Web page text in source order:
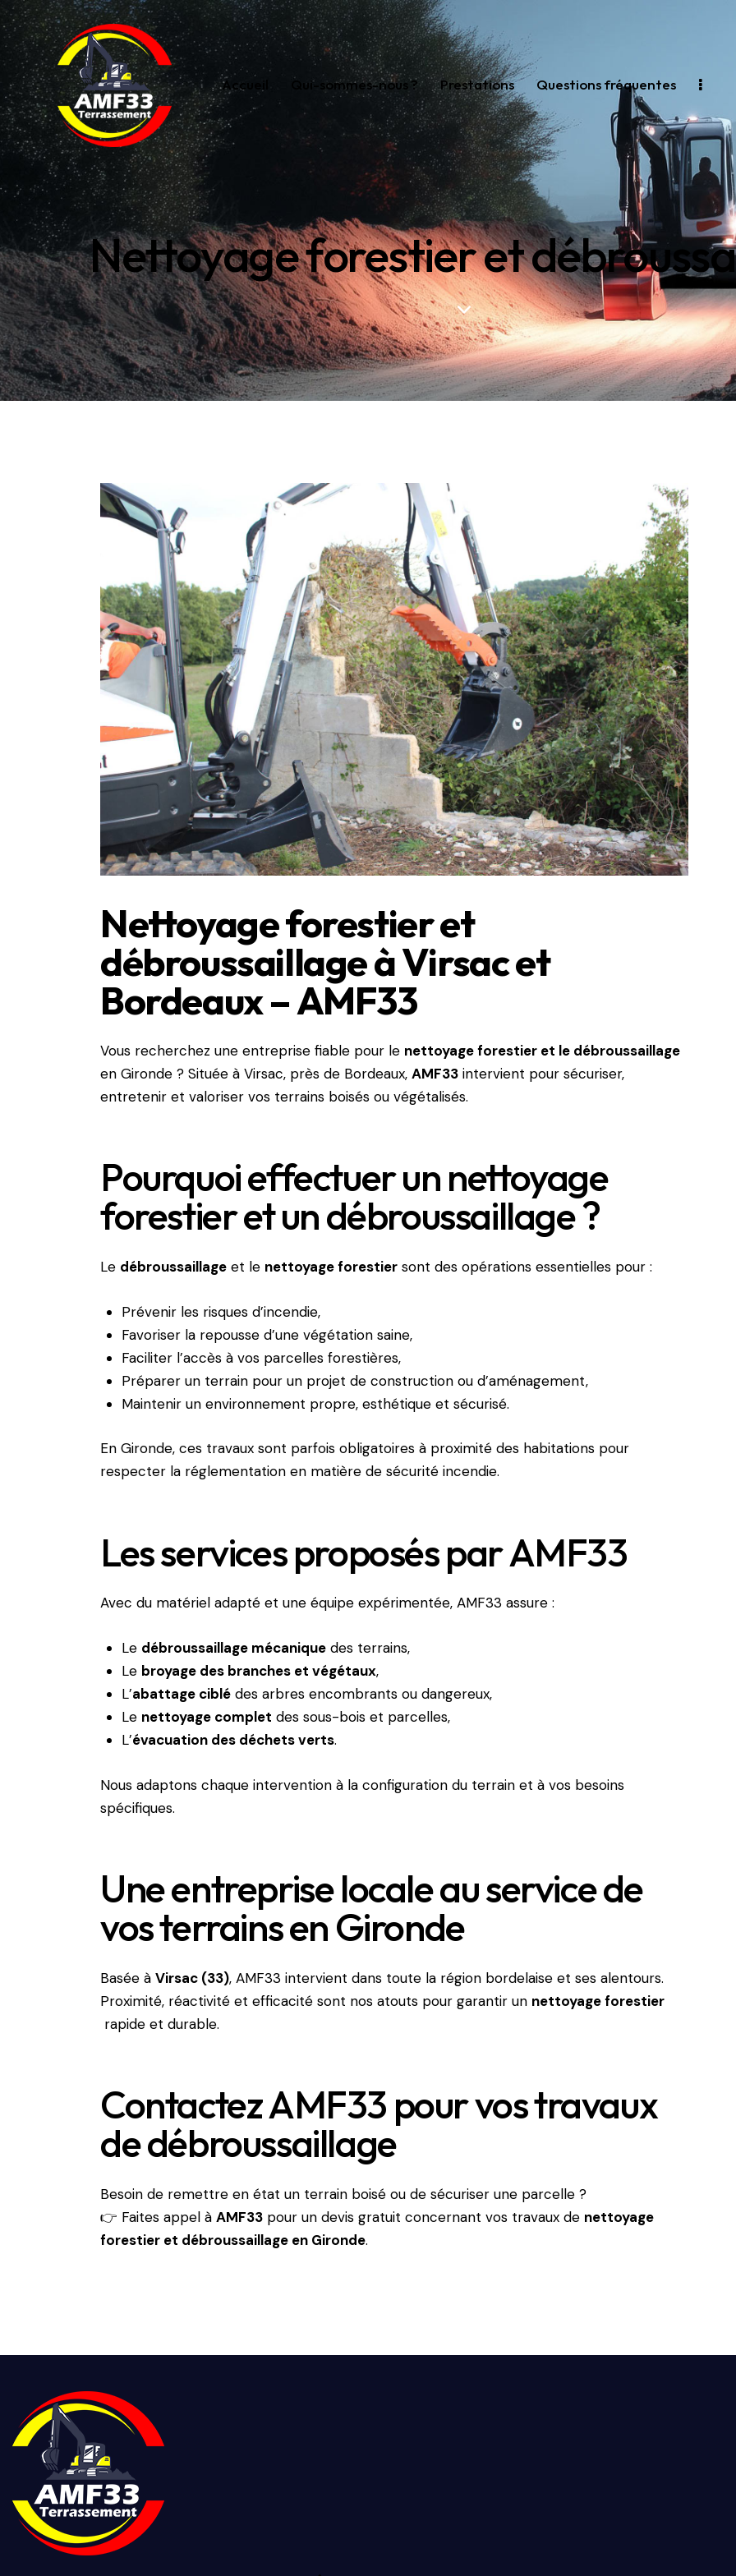
Accueil Qui-sommes-nous ? Prestations Questions fréquentes
Nettoyage forestier et
Nettoyage forestier et
débroussaillage à Virsac et
Bordeaux – AMF33
Vous recherchez une entreprise fiable pour le nettoyage forestier et le débroussaillage
en Gironde ? Située à Virsac, près de Bordeaux, AMF33 intervient pour sécuriser,
entretenir et valoriser vos terrains boisés ou végétalisés.
Pourquoi effectuer un nettoyage
forestier et un débroussaillage ?
Le débroussaillage et le nettoyage forestier sont des opérations essentielles pour :
Prévenir les risques d’incendie,
Favoriser la repousse d’une végétation saine,
Faciliter l’accès à vos parcelles forestières,
Préparer un terrain pour un projet de construction ou d’aménagement,
Maintenir un environnement propre, esthétique et sécurisé.
En Gironde, ces travaux sont parfois obligatoires à proximité des habitations pour
respecter la réglementation en matière de sécurité incendie.
Les services proposés par AMF33
Avec du matériel adapté et une équipe expérimentée, AMF33 assure :
Le débroussaillage mécaniquedes terrains,
Le broyage des branches et végétaux,
L’abattage ciblédes arbres encombrants ou dangereux,
Le nettoyage complet des sous-bois et parcelles,
L’évacuation des déchets verts.
Nous adaptons chaque intervention à la configuration du terrain et à vos besoins
spécifiques.
Une entreprise locale au service de
vos terrains en Gironde
Basée à Virsac (33), AMF33 intervient dans toute la région bordelaise et ses alentours.
Proximité, réactivité et efficacité sont nos atouts pour garantir un nettoyage forestier
rapide et durable.
Contactez AMF33 pour vos travaux
de débroussaillage
Besoin de remettre en état un terrain boisé ou de sécuriser une parcelle ?
👉 Faites appel à AMF33 pour un devis gratuit concernant vos travaux de nettoyage
forestier et débroussaillage en Gironde.